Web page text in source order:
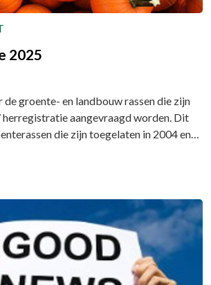
2025
de groente- en landbouw rassen die zijn
aangevraagd worden. Dit
die zijn toegelaten in 2004 en